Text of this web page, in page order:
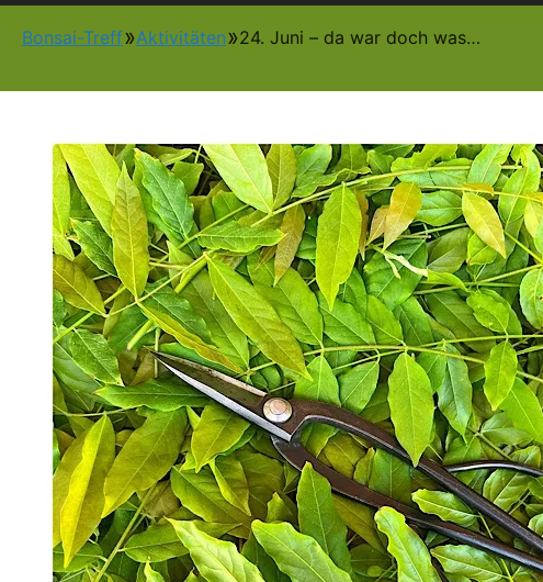
Bonsai-Treff Aktivitäten 24. Juni – da war doch was…